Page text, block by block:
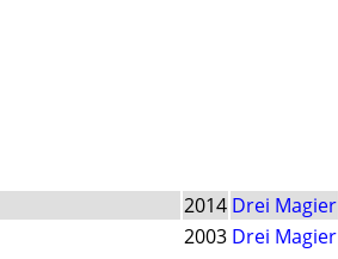
2014 Drei Magier
2003 Drei Magier